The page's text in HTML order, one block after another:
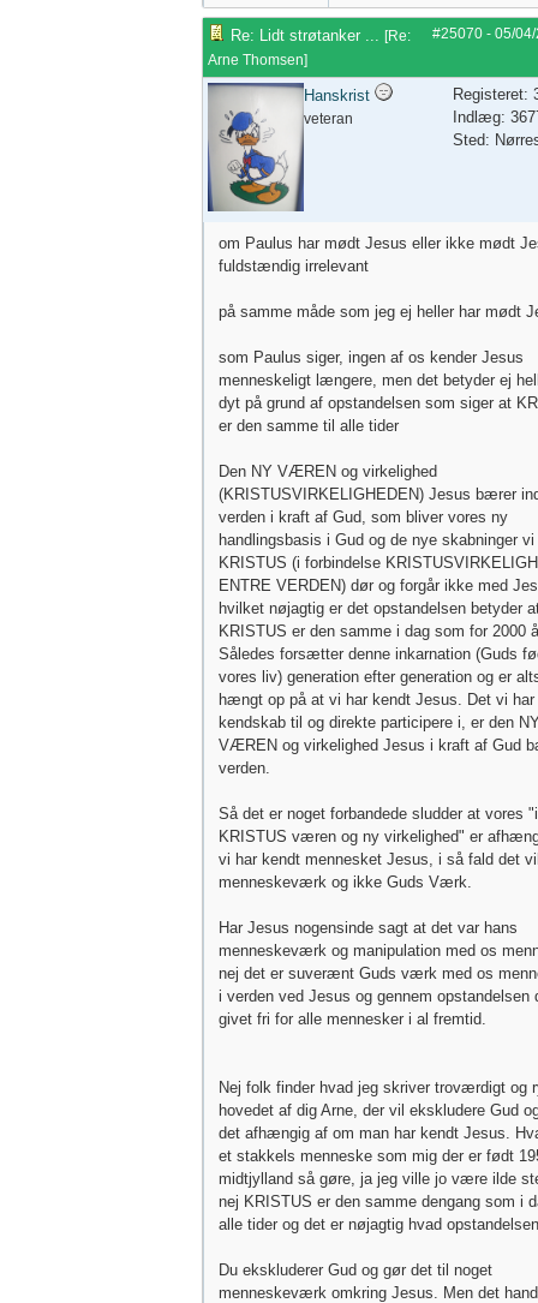
#25070 - 05/
Re: Lidt strøtanker ... [Re:
Arne Thomsen]
Hanskrist
veteran
Registeret:
Indlæg:
Sted:
om Paulus har mødt Jesus eller ikke mødt
fuldstændig irrelevant
på samme måde som jeg ej heller har mødt
som Paulus siger, ingen af os kender Jesus
menneskeligt længere, men det betyder ej
dyt på grund af opstandelsen som siger at
er den samme til alle tider
Den NY VÆREN og virkelighed
(KRISTUSVIRKELIGHEDEN) Jesus bærer
verden i kraft af Gud, som bliver vores ny
handlingsbasis i Gud og de nye skabninger vi
KRISTUS (i forbindelse
ENTRE VERDEN) dør og forgår ikke med
hvilket nøjagtig er det opstandelsen betyder
KRISTUS er den samme i dag som for 2000
Således forsætter denne inkarnation (Guds
vores liv) generation efter generation og er
hængt op på at vi har kendt Jesus. Det vi har
kendskab til og direkte participere i, er den
VÆREN og virkelighed Jesus i kraft af Gud
verden.
Så det er noget forbandede sludder at vores "i
KRISTUS væren og ny virkelighed" er
vi har kendt mennesket Jesus, i så fald det
menneskeværk og ikke Guds Værk.
Har Jesus nogensinde sagt at det var hans
menneskeværk og manipulation med os
nej det er suverænt Guds værk med os
i verden ved Jesus og gennem opstandelsen
givet fri for alle mennesker i al fremtid.
Nej folk finder hvad jeg skriver troværdigt og
hovedet af dig Arne, der vil ekskludere Gud
det afhængig af om man har kendt Jesus.
et stakkels menneske som mig der er født
midtjylland så gøre, ja jeg ville jo være ilde
nej KRISTUS er den samme dengang som i
alle tider og det er nøjagtig hvad
Du ekskluderer Gud og gør det til noget
menneskeværk omkring Jesus. Men det